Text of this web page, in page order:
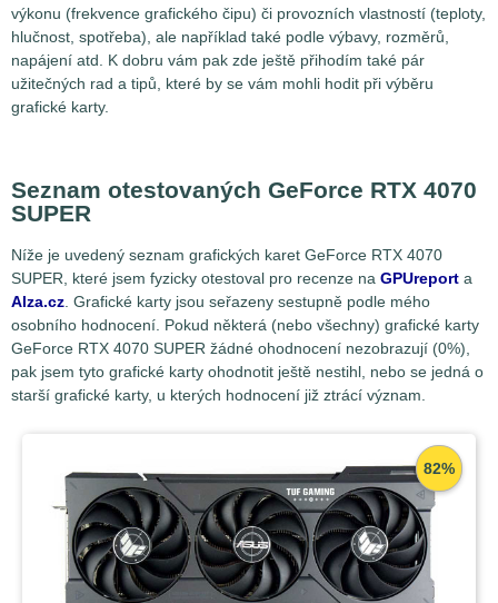
výkonu (frekvence grafického čipu) či provozních vlastností (teploty,
hlučnost, spotřeba), ale například také podle výbavy, rozměrů,
napájení atd. K dobru vám pak zde ještě přihodím také pár
užitečných rad a tipů, které by se vám mohli hodit při výběru
grafické karty.
Seznam otestovaných GeForce RTX 4070
SUPER
Níže je uvedený seznam grafických karet GeForce RTX 4070
SUPER, které jsem fyzicky otestoval pro recenze na GPUreport a
Alza.cz . Grafické karty jsou seřazeny sestupně podle mého
osobního hodnocení. Pokud některá (nebo všechny) grafické karty
GeForce RTX 4070 SUPER žádné ohodnocení nezobrazují (0%),
pak jsem tyto grafické karty ohodnotit ještě nestihl, nebo se jedná o
starší grafické karty, u kterých hodnocení již ztrácí význam.
82%